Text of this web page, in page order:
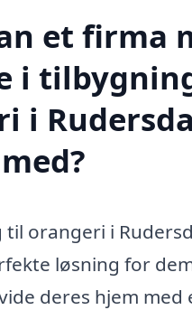
et firma
i
i
til orangeri i
løsning for
deres hjem med